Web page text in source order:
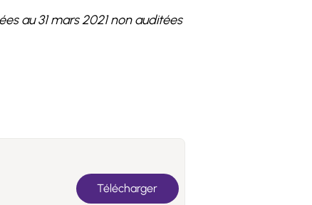
au 31 mars 2021 non auditées
Télécharger